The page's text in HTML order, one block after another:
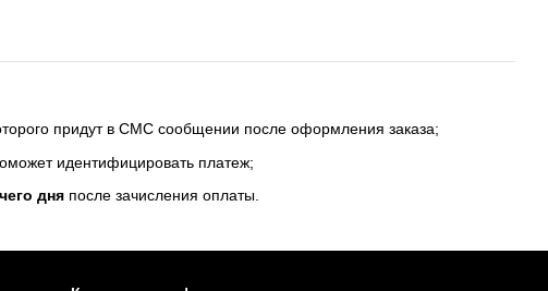
придут в СМС сообщении после оформления заказа;
идентифицировать платеж;
дня после зачисления оплаты.